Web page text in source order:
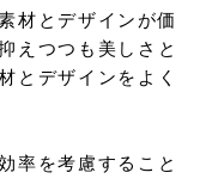
材とデザインが価
えつつも美しさと
とデザインをよく
率を考慮すること